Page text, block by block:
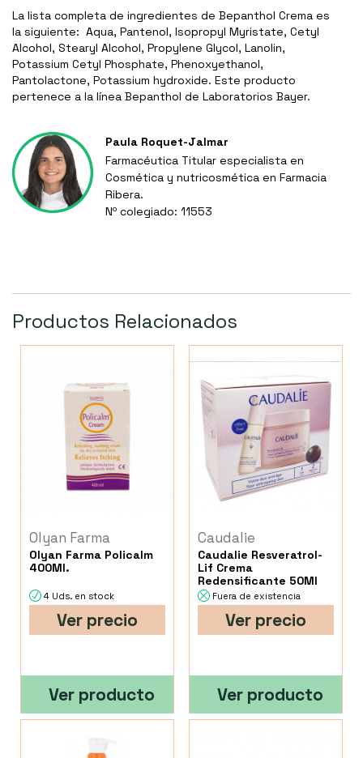
La lista completa de ingredientes de Bepanthol Crema es
la siguiente: Aqua, Pantenol, Isopropyl Myristate, Cetyl
Alcohol, Stearyl Alcohol, Propylene Glycol, Lanolin,
Potassium Cetyl Phosphate, Phenoxyethanol,
Pantolactone, Potassium hydroxide. Este producto
pertenece a la línea Bepanthol de Laboratorios Bayer.
Paula Roquet-Jalmar
Farmacéutica Titular especialista en
Cosmética y nutricosmética en Farmacia
Ribera.
Nº colegiado: 11553
Productos Relacionados
Olyan Farma
Olyan Farma Policalm
400Ml.
4 Uds. en stock
Ver precio
Ver producto
Caudalie
Caudalie Resveratrol-
Lif Crema
Redensificante 50Ml
Fuera de existencia
Ver precio
Ver producto